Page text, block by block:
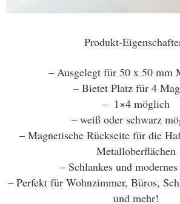
Produkt-
– Ausgelegt für 50 x 50 mm
– Bietet Platz für 4
– 1×4 möglich
– weiß oder schwarz
– Magnetische Rückseite für die
Metalloberflächen
– Schlankes und
– Perfekt für Wohnzimmer, Büros,
und mehr!